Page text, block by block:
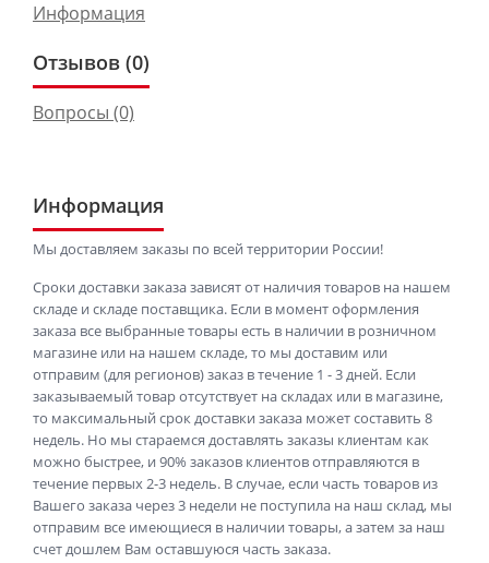
Информация
Отзывов (0)
Вопросы (0)
Информация
Мы доставляем заказы по всей территории России!
Сроки доставки заказа зависят от наличия товаров на нашем
складе и складе поставщика. Если в момент оформления
заказа все выбранные товары есть в наличии в розничном
магазине или на нашем складе, то мы доставим или
отправим (для регионов) заказ в течение 1 - 3 дней. Если
заказываемый товар отсутствует на складах или в магазине,
то максимальный срок доставки заказа может составить 8
недель. Но мы стараемся доставлять заказы клиентам как
можно быстрее, и 90% заказов клиентов отправляются в
течение первых 2-3 недель. В случае, если часть товаров из
Вашего заказа через 3 недели не поступила на наш склад, мы
отправим все имеющиеся в наличии товары, а затем за наш
счет дошлем Вам оставшуюся часть заказа.